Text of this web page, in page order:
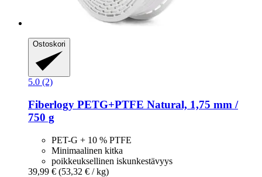
Ostoskori
5.0 (2)
Fiberlogy PETG+PTFE Natural, 1,75 mm /
750 g
PET-G + 10 % PTFE
Minimaalinen kitka
poikkeuksellinen iskunkestävyys
39,99 € (53,32 € / kg)